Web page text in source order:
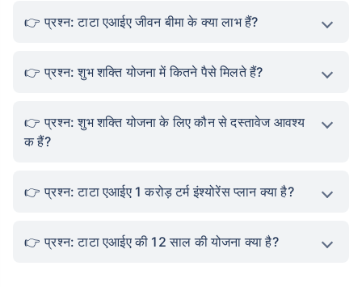
प्रश्न: टाटा एआईए जीवन बीमा के क्या लाभ हैं?
प्रश्न: शुभ शक्ति योजना में कितने पैसे मिलते हैं?
प्रश्न: शुभ शक्ति योजना के लिए कौन से दस्तावेज आवश्य
क हैं?
प्रश्न: टाटा एआईए 1 करोड़ टर्म इंश्योरेंस प्लान क्या है?
प्रश्न: टाटा एआईए की 12 साल की योजना क्या है?